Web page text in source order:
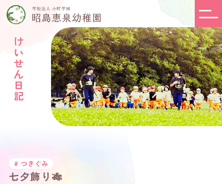
けいせん日記
# つきぐみ
七夕飾り🎋